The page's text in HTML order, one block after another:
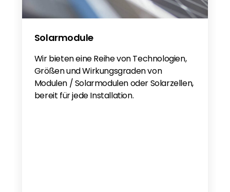
Solarmodule
Wir bieten eine Reihe von Technologien,
Größen und Wirkungsgraden von
Modulen / Solarmodulen oder Solarzellen,
bereit für jede Installation.